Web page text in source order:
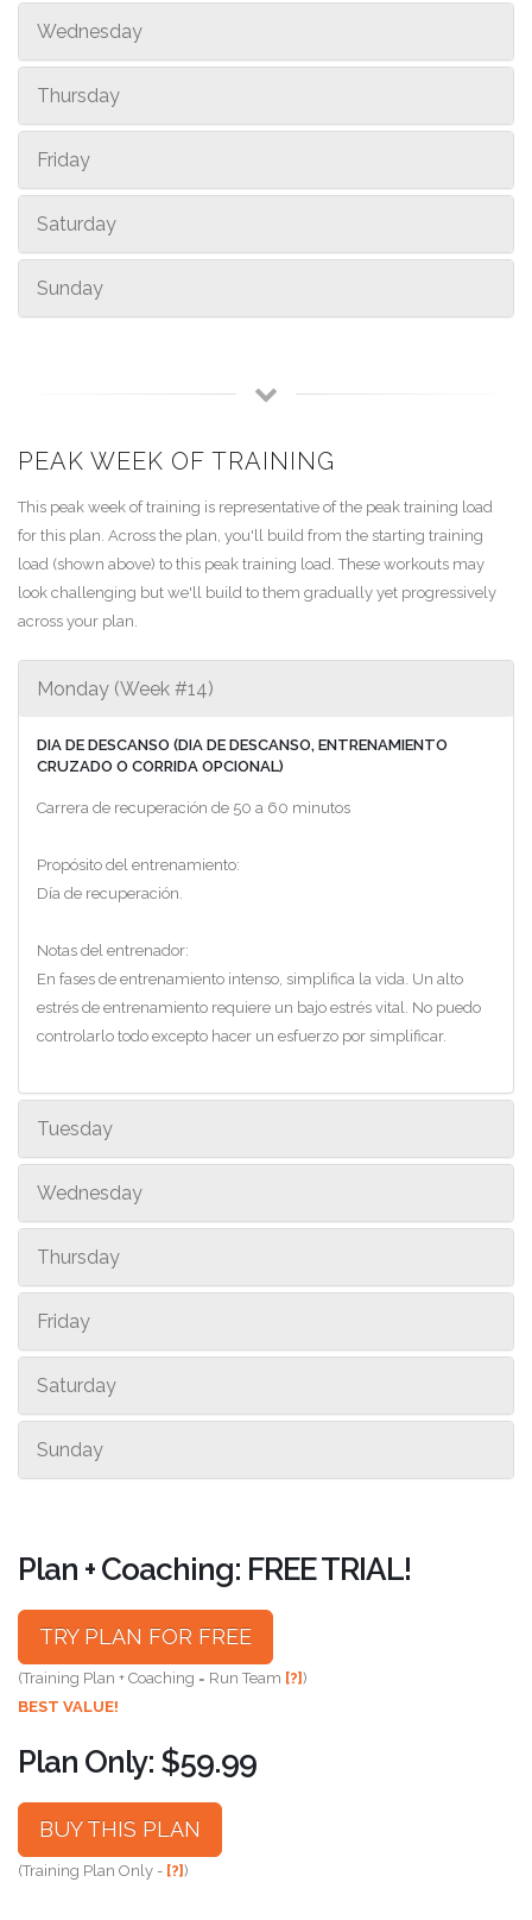
Wednesday
Thursday
Friday
Saturday
Sunday
PEAK WEEK OF TRAINING
This peak week of training is representative of the peak training load
for this plan. Across the plan, you'll build from the starting training
load (shown above) to this peak training load. These workouts may
look challenging but we'll build to them gradually yet progressively
across your plan.
Monday (Week #14)
DIA DE DESCANSO (DIA DE DESCANSO, ENTRENAMIENTO
CRUZADO O CORRIDA OPCIONAL)
Carrera de recuperación de 50 a 60 minutos
Propósito del entrenamiento:
Día de recuperación.
Notas del entrenador:
En fases de entrenamiento intenso, simplifica la vida. Un alto
estrés de entrenamiento requiere un bajo estrés vital. No puedo
controlarlo todo excepto hacer un esfuerzo por simplificar.
Tuesday
Wednesday
Thursday
Friday
Saturday
Sunday
Plan + Coaching: FREE TRIAL!
TRY PLAN FOR FREE
(Training Plan + Coaching = Run Team [?])
BEST VALUE!
Plan Only: $59.99
BUY THIS PLAN
(Training Plan Only - [?])